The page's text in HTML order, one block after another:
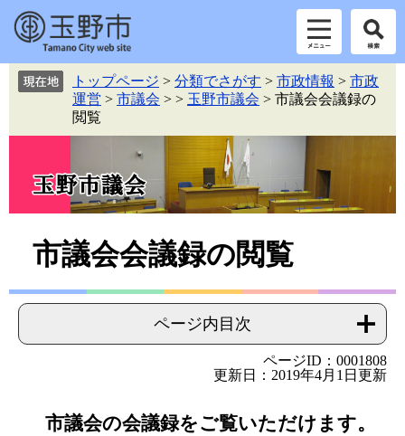
トップページ > 分類でさがす > 市政情報 > 市政
運営 > 市議会 > > 玉野市議会 > 市議会会議録の
閲覧
市議会会議録の閲覧
ページ内目次
ページID：0001808
更新日：2019年4月1日更新
市議会の会議録をご覧いただけます。